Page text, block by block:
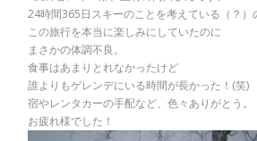
24時間365日スキーのことを考えている（？）
この旅行を本当に楽しみにしていたのに
まさかの体調不良。
食事はあまりとれなかったけど
誰よりもゲレンデにいる時間が長かった！(笑)
宿やレンタカーの手配など、色々ありがとう。
お疲れ様でした！